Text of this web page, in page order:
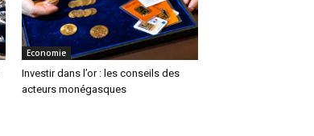
Economie
Investir dans l’or : les conseils des
acteurs monégasques